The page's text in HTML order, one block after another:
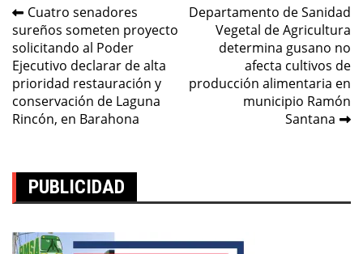
Navegación
de
entradas
Cuatro senadores
sureños someten proyecto
solicitando al Poder
Ejecutivo declarar de alta
prioridad restauración y
conservación de Laguna
Rincón, en Barahona
Departamento de Sanidad
Vegetal de Agricultura
determina gusano no
afecta cultivos de
producción alimentaria en
municipio Ramón
Santana
PUBLICIDAD